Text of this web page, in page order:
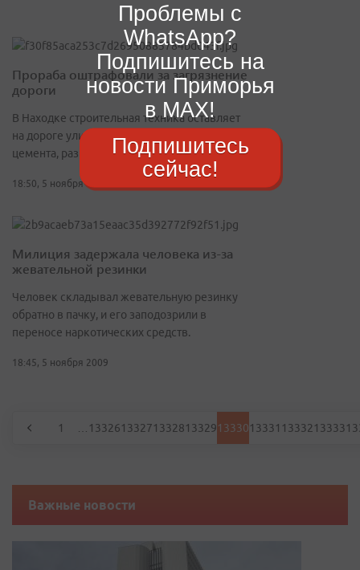
Прораба оштрафовали за загрязнение
дороги
В Находке строительная техника оставляет
на дороге улицы Седова куски глины и
цемента, разнося их на многие сотни метров
18:50, 5 ноября 2009
Милиция задержала человека из-за
жевательной резинки
Человек складывал жевательную резинку
обратно в пачку, и его заподозрили в
переносе наркотических средств.
18:45, 5 ноября 2009
1 … 133261332713328133291333013331 1333213333
Важные новости
Проблемы с
WhatsApp?
Подпишитесь на
новости Приморья
в MAX!
Подпишитесь
сейчас!